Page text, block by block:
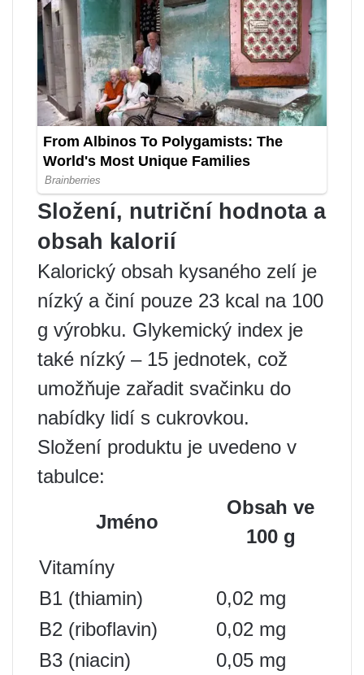
Složení, nutriční hodnota a
obsah kalorií
Kalorický obsah kysaného zelí je
nízký a činí pouze 23 kcal na 100
g výrobku. Glykemický index je
také nízký – 15 jednotek, což
umožňuje zařadit svačinku do
nabídky lidí s cukrovkou.
Složení produktu je uvedeno v
tabulce:
Jméno
Obsah ve
100 g
Vitamíny
B1 (thiamin)
0,02 mg
B2 (riboflavin)
0,02 mg
B3 (niacin)
0,05 mg